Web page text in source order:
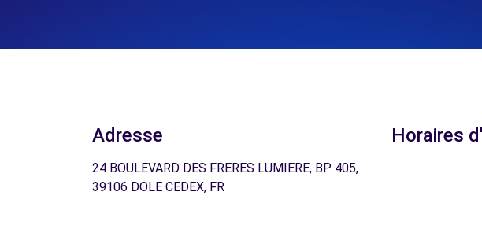
Adresse
24 BOULEVARD DES FRERES LUMIERE, BP 405,
39106 DOLE CEDEX, FR
Horaires